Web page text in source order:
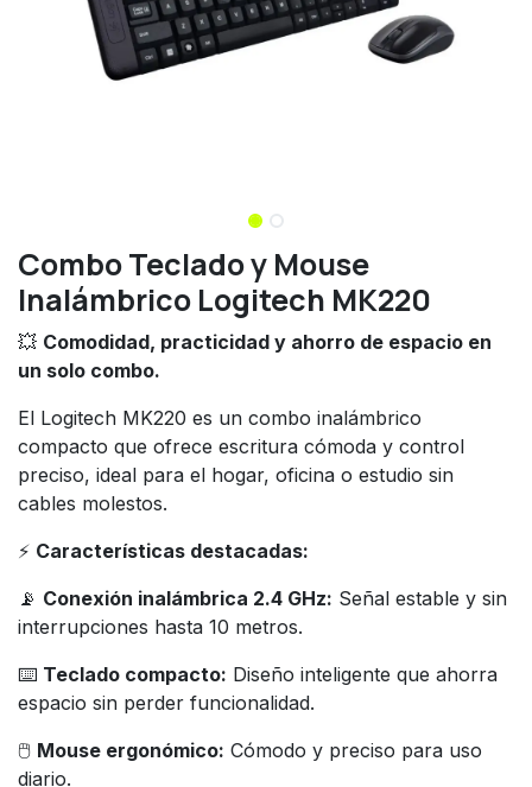
Combo Teclado y Mouse
Inalámbrico Logitech MK220
💥 Comodidad, practicidad y ahorro de espacio en
un solo combo.
El Logitech MK220 es un combo inalámbrico
compacto que ofrece escritura cómoda y control
preciso, ideal para el hogar, oficina o estudio sin
cables molestos.
⚡ Características destacadas:
📡 Conexión inalámbrica 2.4 GHz: Señal estable y sin
interrupciones hasta 10 metros.
⌨️ Teclado compacto: Diseño inteligente que ahorra
espacio sin perder funcionalidad.
🖱️ Mouse ergonómico: Cómodo y preciso para uso
diario.